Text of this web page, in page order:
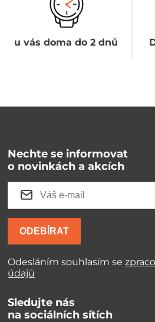
u vás doma do 2 dnů
Nechte se informovat
o novinkách a akcích
ODEBÍRAT
Odesláním souhlasím se
údajů
Sledujte nás
na sociálních sítích